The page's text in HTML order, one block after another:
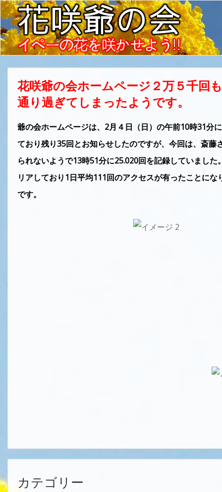
花咲爺の会ホームページ２万５千回
通り過ぎてしまったようです。
爺の会ホームページは、2月４日（日）の午前10時31分
ており残り35回とお知らせしたのですが、今回は、斎藤
られないようで13時51分に25.020回を記録していました
リアしており1日平均111回のアクセスが有ったことにな
です。
カテゴリー